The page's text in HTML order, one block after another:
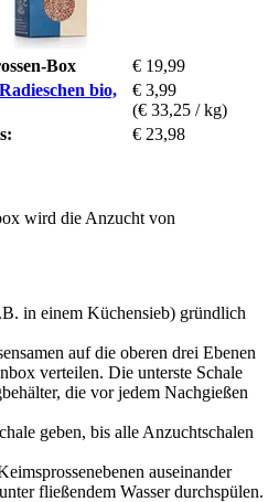
Box
€ 19,99
bio,
€ 3,99
(€ 33,25 / kg)
€ 23,98
wird die Anzucht von
in einem Küchensieb) gründlich
auf die oberen drei Ebenen
verteilen. Die unterste Schale
die vor jedem Nachgießen
geben, bis alle Anzuchtschalen
auseinander
fließendem Wasser durchspülen.